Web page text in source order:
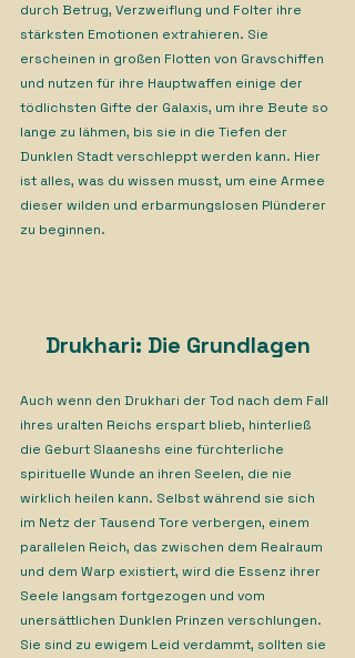
durch Betrug, Verzweiflung und Folter ihre
stärksten Emotionen extrahieren. Sie
erscheinen in großen Flotten von Gravschiffen
und nutzen für ihre Hauptwaffen einige der
tödlichsten Gifte der Galaxis, um ihre Beute so
lange zu lähmen, bis sie in die Tiefen der
Dunklen Stadt verschleppt werden kann. Hier
ist alles, was du wissen musst, um eine Armee
dieser wilden und erbarmungslosen Plünderer
zu beginnen.
Drukhari: Die Grundlagen
Auch wenn den Drukhari der Tod nach dem Fall
ihres uralten Reichs erspart blieb, hinterließ
die Geburt Slaaneshs eine fürchterliche
spirituelle Wunde an ihren Seelen, die nie
wirklich heilen kann. Selbst während sie sich
im Netz der Tausend Tore verbergen, einem
parallelen Reich, das zwischen dem Realraum
und dem Warp existiert, wird die Essenz ihrer
Seele langsam fortgezogen und vom
unersättlichen Dunklen Prinzen verschlungen.
Sie sind zu ewigem Leid verdammt, sollten sie